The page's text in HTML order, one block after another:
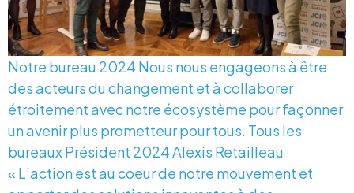
Notre bureau 2024 Nous nous engageons à être
des acteurs du changement et à collaborer
étroitement avec notre écosystème pour façonner
un avenir plus prometteur pour tous. Tous les
bureaux Président 2024 Alexis Retailleau
« L’action est au coeur de notre mouvement et